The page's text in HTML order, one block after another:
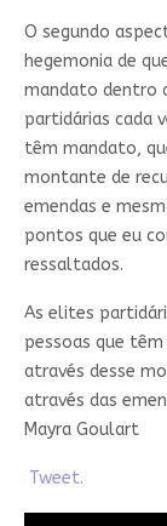
O segundo
hegemonia de
mandato dentro
partidárias cada
têm mandato,
montante de
emendas e
pontos que eu
ressaltados.
As elites
pessoas que
através desse
através das
Mayra Goulart
Tweet.